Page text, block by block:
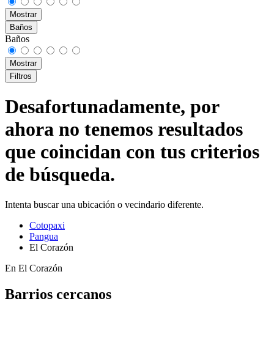
Mostrar
Baños
Baños
Mostrar
Filtros
Desafortunadamente, por
ahora no tenemos resultados
que coincidan con tus criterios
de búsqueda.
Intenta buscar una ubicación o vecindario diferente.
Cotopaxi
Pangua
El Corazón
En El Corazón
Barrios cercanos